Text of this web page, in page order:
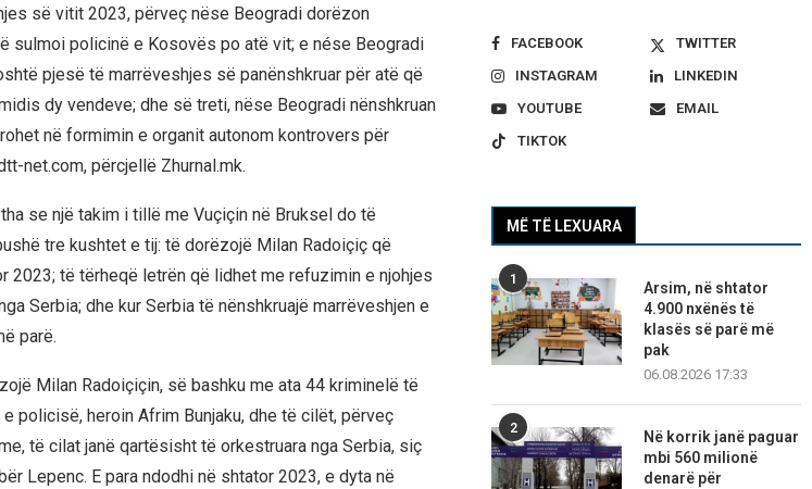
së vitit 2023, përveç nëse Beogradi dorëzon
sulmoi policinë e Kosovës po atë vit; e nése Beogradi
pjesë të marrëveshjes së panënshkruar për atë që
dy vendeve; dhe së treti, nëse Beogradi nënshkruan
në formimin e organit autonom kontrovers për
net.com, përcjellë Zhurnal.mk.
se një takim i tillë me Vuçiçin në Bruksel do të
tre kushtet e tij: të dorëzojë Milan Radoiçiç që
2023; të tërheqë letrën që lidhet me refuzimin e njohjes
Serbia; dhe kur Serbia të nënshkruajë marrëveshjen e
parë.
Milan Radoiçiçin, së bashku me ata 44 kriminelë të
policisë, heroin Afrim Bunjaku, dhe të cilët, përveç
të cilat janë qartësisht të orkestruara nga Serbia, siç
Lepenc. E para ndodhi në shtator 2023, e dyta në
FACEBOOK
TWITTER
INSTAGRAM
LINKEDIN
YOUTUBE
EMAIL
TIKTOK
MË TË LEXUARA
1
Arsim, në shtator
4.900 nxënës të
klasës së parë më
pak
06.08.2026 17:33
2
Në korrik janë paguar
mbi 560 milionë
denarë për